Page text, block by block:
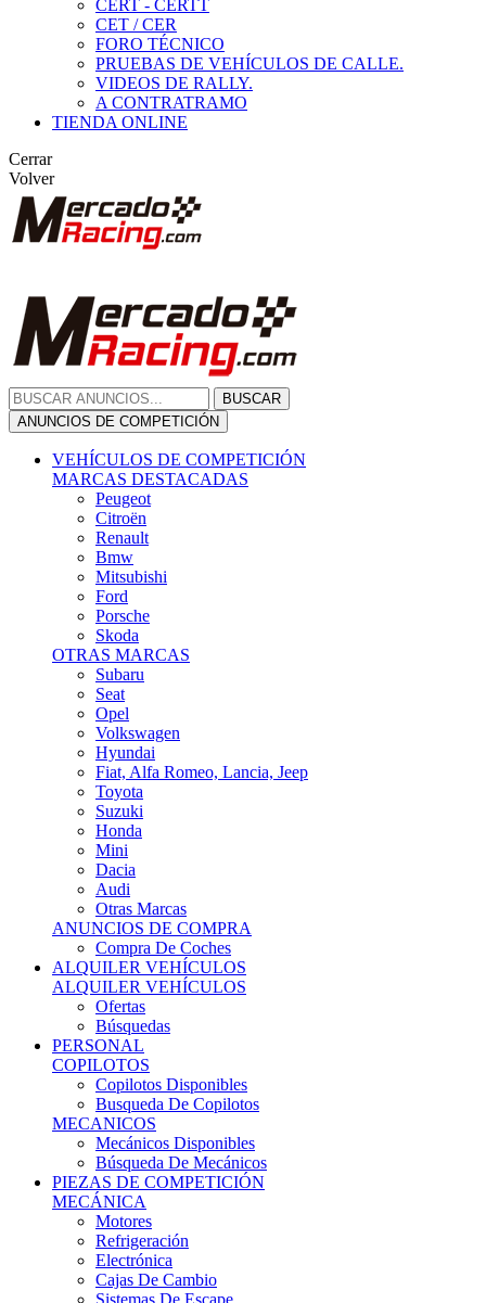
CERT - CERTT
CET / CER
FORO TÉCNICO
PRUEBAS DE VEHÍCULOS DE CALLE.
VIDEOS DE RALLY.
A CONTRATRAMO
TIENDA ONLINE
Cerrar
Volver
BUSCAR
ANUNCIOS DE COMPETICIÓN
VEHÍCULOS DE COMPETICIÓN
MARCAS DESTACADAS
Peugeot
Citroën
Renault
Bmw
Mitsubishi
Ford
Porsche
Skoda
OTRAS MARCAS
Subaru
Seat
Opel
Volkswagen
Hyundai
Fiat, Alfa Romeo, Lancia, Jeep
Toyota
Suzuki
Honda
Mini
Dacia
Audi
Otras Marcas
ANUNCIOS DE COMPRA
Compra De Coches
ALQUILER VEHÍCULOS
ALQUILER VEHÍCULOS
Ofertas
Búsquedas
PERSONAL
COPILOTOS
Copilotos Disponibles
Busqueda De Copilotos
MECANICOS
Mecánicos Disponibles
Búsqueda De Mecánicos
PIEZAS DE COMPETICIÓN
MECÁNICA
Motores
Refrigeración
Electrónica
Cajas De Cambio
Sistemas De Escape
Carrocería